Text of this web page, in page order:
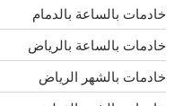
خادمات بالساعة بالدمام
خادمات بالساعة بالرياض
خادمات بالشهر الرياض